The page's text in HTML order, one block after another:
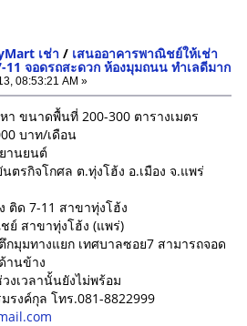
เช่า / เสนออาคารพาณิชย์ให้เช่า
11 จอดรถสะดวก ห้องมุมถนน ทำเลดีมาก
08:53:21 AM »
ขนาดพื้นที่ 200-300 ตารางเมตร
บาท/เดือน
านยนต์
ตรกิจโกศล ต.ทุ่งโฮ้ง อ.เมือง จ.แพร่
ติด 7-11 สาขาทุ่งโฮ้ง
ย์ สาขาทุ่งโฮ้ง (แพร่)
กมุมทางแยก เทศบาลซอย7 สามารถจอด
านข้าง
งเวลานั้นยังไม่พร้อม
รงค์กุล โทร.081-8822999